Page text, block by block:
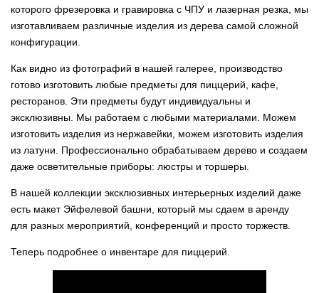
которого фрезеровка и гравировка с ЧПУ и лазерная резка, мы
изготавливаем различные изделия из дерева самой сложной
конфигурации.
Как видно из фотографий в нашей галерее, производство
готово изготовить любые предметы для пиццерий, кафе,
ресторанов. Эти предметы будут индивидуальны и
эксклюзивны. Мы работаем с любыми материалами. Можем
изготовить изделия из нержавейки, можем изготовить изделия
из латуни. Профессионально обрабатываем дерево и создаем
даже осветительные приборы: люстры и торшеры.
В нашей коллекции эксклюзивных интерьерных изделий даже
есть макет Эйфелевой башни, который мы сдаем в аренду
для разных мероприятий, конференций и просто торжеств.
Теперь подробнее о инвентаре для пиццерий.